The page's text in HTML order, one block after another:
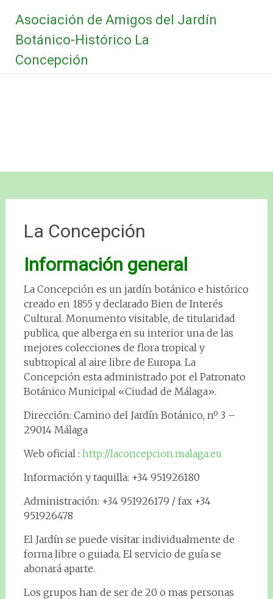
contenido
Asociación de Amigos del Jardín
Botánico-Histórico La
Concepción
La Concepción
Información general
La Concepción es un jardín botánico e histórico
creado en 1855 y declarado Bien de Interés
Cultural. Monumento visitable, de titularidad
publica, que alberga en su interior una de las
mejores colecciones de flora tropical y
subtropical al aire libre de Europa. La
Concepción esta administrado por el Patronato
Botánico Municipal «Ciudad de Málaga».
Dirección: Camino del Jardín Botánico, nº 3 –
29014 Málaga
Web oficial : http://laconcepcion.malaga.eu
Información y taquilla: +34 951926180
Administración: +34 951926179 / fax +34
951926478
El Jardín se puede visitar individualmente de
forma libre o guiada. El servicio de guía se
abonará aparte.
Los grupos han de ser de 20 o mas personas